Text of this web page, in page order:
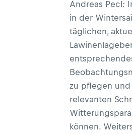
Andreas Pecl:
in der
täglichen,
zu pflegen
relevanten
können.